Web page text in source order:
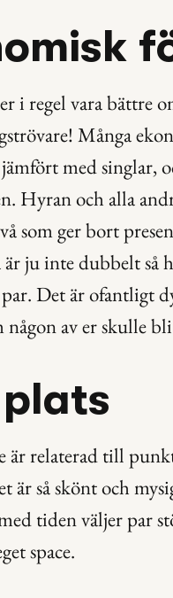
i regel vara bättre
Många
med singlar,
Hyran och alla
som ger bort
ju inte dubbelt så
Det är ofantligt
av er skulle
är relaterad till
är så skönt och
tiden väljer par
space.